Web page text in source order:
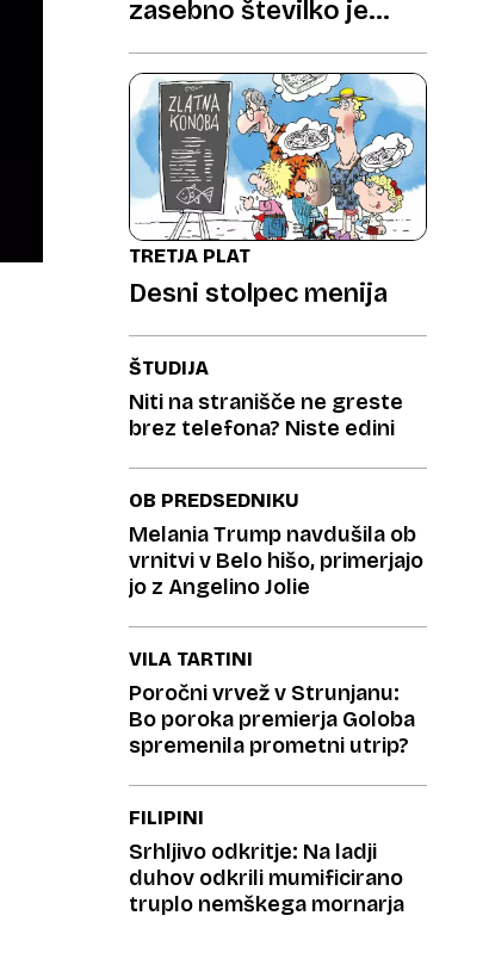
zasebno številko je
klice”
TRETJA PLAT
Desni stolpec menija
ŠTUDIJA
Niti na stranišče ne greste
brez telefona? Niste edini
OB PREDSEDNIKU
Melania Trump navdušila ob
vrnitvi v Belo hišo, primerjajo
jo z Angelino Jolie
VILA TARTINI
Poročni vrvež v Strunjanu:
Bo poroka premierja Goloba
spremenila prometni utrip?
FILIPINI
Srhljivo odkritje: Na ladji
duhov odkrili mumificirano
truplo nemškega mornarja